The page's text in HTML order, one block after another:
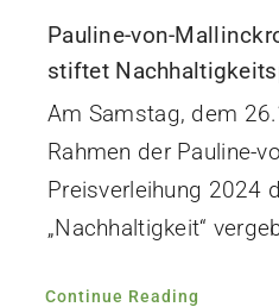
Pauline-von-
stiftet
Am Samstag, dem
Rahmen der Pauline-
Preisverleihung 2024
„Nachhaltigkeit“
Continue Reading